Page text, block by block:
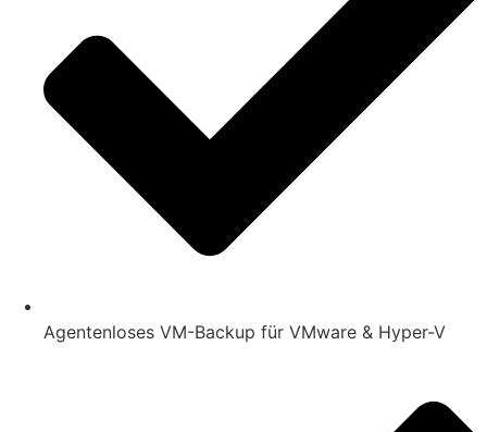
Agentenloses VM-Backup für VMware & Hyper-V